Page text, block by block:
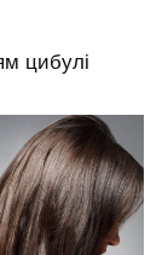
цибулі